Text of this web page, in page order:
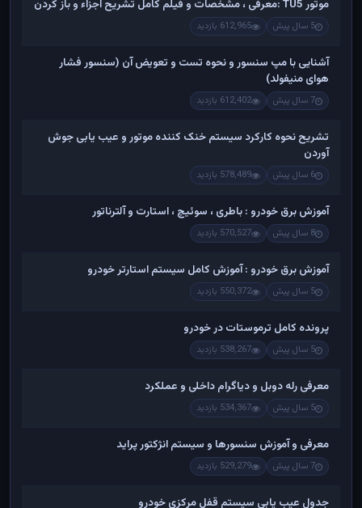
موتور TU5 :معرفی ، مشخصات و فیلم کامل تشریح اجزاء و باز کردن
5 سال پیش 612,965 بازدید
آشنایی با مپ سنسور و نحوه تست و تعویض آن (سنسور فشار
هوای منیفولد)
7 سال پیش 612,402 بازدید
تشریح نحوه کارکرد سیستم خنک کننده موتور و عیب یابی جوش
آوردن
6 سال پیش 578,489 بازدید
آموزش برق خودرو : باطری ، سوئیچ ، استارت و آلترناتور
8 سال پیش 570,527 بازدید
آموزش برق خودرو : آموزش کامل سیستم استارتر خودرو
5 سال پیش 550,372 بازدید
پرونده کامل ترموستات در خودرو
5 سال پیش 538,267 بازدید
معرفی رله دوبل و دیاگرام داخلی و عملکرد
5 سال پیش 534,367 بازدید
معرفی و آموزش سنسورها و سیستم انژکتور پراید
7 سال پیش 529,279 بازدید
جدول عیب یابی سیستم قفل مرکزی خودرو